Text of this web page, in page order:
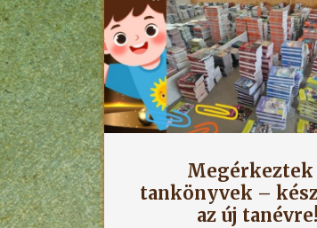
Megérkeztek
tankönyvek –
az új tanévre!